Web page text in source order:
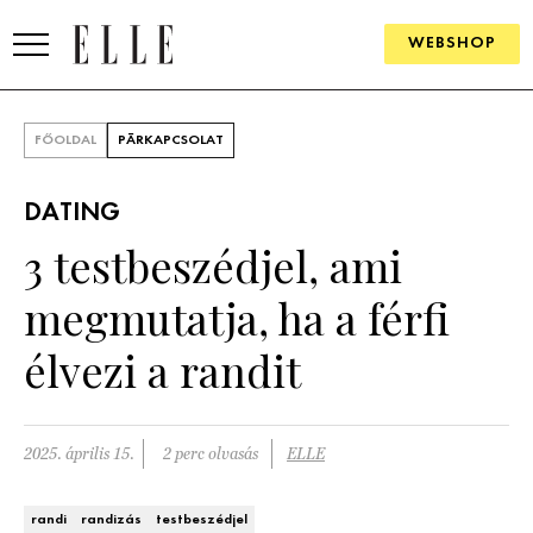
WEBSHOP
SZÉPSÉG
KULTÚRA
ÉLETMÓD
PÁRKAPCSOLAT
FŐOLDAL PÁRKAPCSOLAT
DATING
3 testbeszédjel, ami
megmutatja, ha a férfi
élvezi a randit
2025. április 15. 2 perc olvasás ELLE
randi randizás testbeszédjel